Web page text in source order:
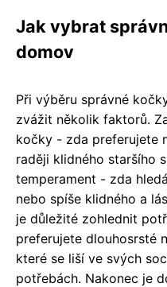
Jak vybrat
domov
Při výběru správné
zvážit několik faktorů.
kočky - zda preferujete
raději klidného staršího
temperament - zda
nebo spíše klidného a
je důležité zohlednit
preferujete dlouhosrsté
které se liší ve svých
potřebách. Nakonec je